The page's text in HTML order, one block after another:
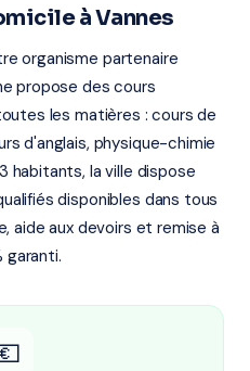
à Vannes
organisme partenaire
propose des cours
les matières : cours de
d'anglais, physique-chimie
habitants, la ville dispose
disponibles dans tous
aide aux devoirs et remise à